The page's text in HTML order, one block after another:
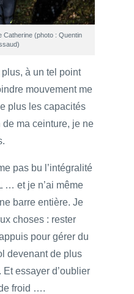
Catherine (photo : Quentin
à un tel point
mouvement me
plus les capacités
de ma ceinture, je ne
pas bu l’intégralité
… et je n’ai même
barre entière. Je
choses : rester
pour gérer du
devenant de plus
essayer d’oublier
froid ….